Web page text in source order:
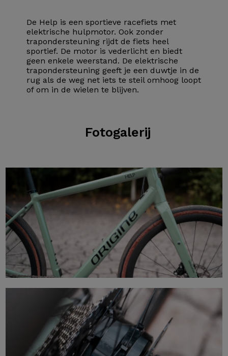
De Help is een sportieve racefiets met
elektrische hulpmotor. Ook zonder
trapondersteuning rijdt de fiets heel
sportief. De motor is vederlicht en biedt
geen enkele weerstand. De elektrische
trapondersteuning geeft je een duwtje in de
rug als de weg net iets te steil omhoog loopt
of om in de wielen te blijven.
Fotogalerij